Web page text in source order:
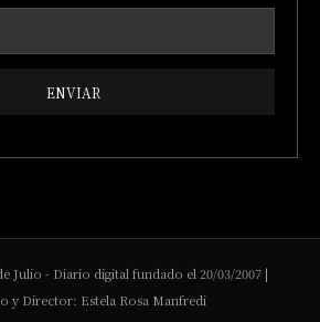
ENVIAR
Julio - Diario digital fundado el 20/03/2007 |
y Director: Estela Rosa Manfredi